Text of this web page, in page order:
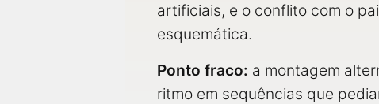
artificiais, e o conflito com o
esquemática.
Ponto fraco: a montagem
ritmo em sequências que